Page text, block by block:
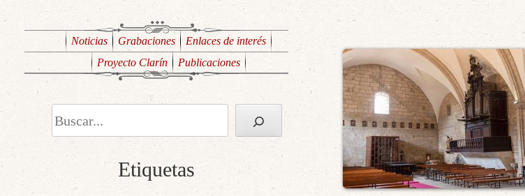
Noticias Grabaciones
Enlaces de interés
Proyecto Clarín
Publicaciones
Buscar
Etiquetas